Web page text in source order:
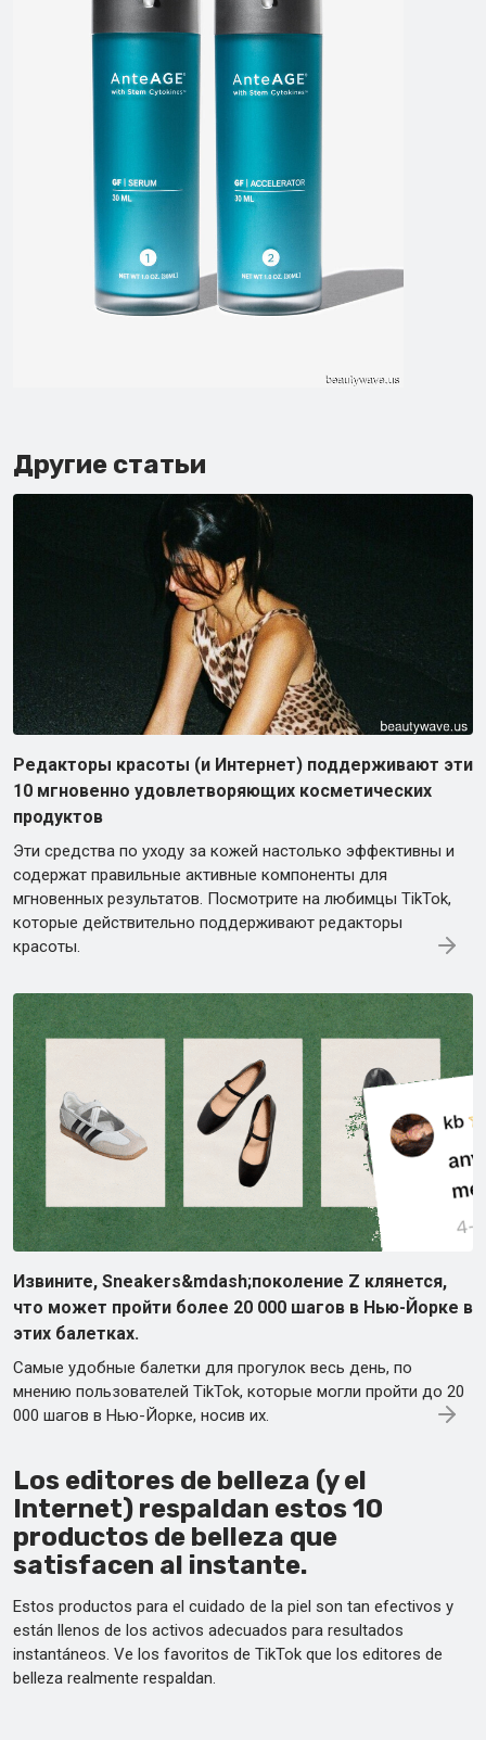
Другие статьи
Редакторы красоты (и Интернет) поддерживают эти
10 мгновенно удовлетворяющих косметических
продуктов
Эти средства по уходу за кожей настолько эффективны и
содержат правильные активные компоненты для
мгновенных результатов. Посмотрите на любимцы TikTok,
которые действительно поддерживают редакторы
красоты.
Извините, Sneakers&mdash;поколение Z клянется,
что может пройти более 20 000 шагов в Нью-Йорке в
этих балетках.
Самые удобные балетки для прогулок весь день, по
мнению пользователей TikTok, которые могли пройти до 20
000 шагов в Нью-Йорке, носив их.
Los editores de belleza (y el
Internet) respaldan estos 10
productos de belleza que
satisfacen al instante.
Estos productos para el cuidado de la piel son tan efectivos y
están llenos de los activos adecuados para resultados
instantáneos. Ve los favoritos de TikTok que los editores de
belleza realmente respaldan.